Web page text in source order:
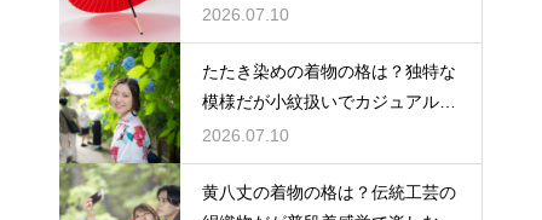
説
2026.07.10
たたき染めの着物の格は？独特な
模様だが小紋扱いでカジュアルに
着こなす
2026.07.10
黄八丈の着物の格は？伝統工芸の